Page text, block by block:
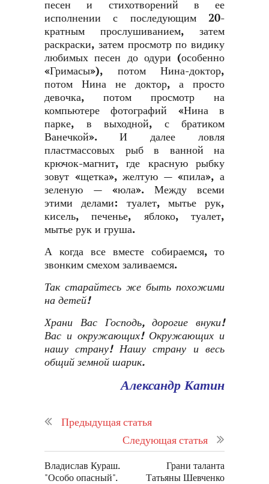
песен и стихотворений в ее
исполнении с последующим 20-
кратным прослушиванием, затем
раскраски, затем просмотр по видику
любимых песен до одури (особенно
«Гримасы»), потом Нина-доктор,
потом Нина не доктор, а просто
девочка, потом просмотр на
компьютере фотографий «Нина в
парке, в выходной, с братиком
Ванечкой». И далее ловля
пластмассовых рыб в ванной на
крючок-магнит, где красную рыбку
зовут «щетка», желтую — «пила», а
зеленую — «юла». Между всеми
этими делами: туалет, мытье рук,
кисель, печенье, яблоко, туалет,
мытье рук и груша.
А когда все вместе собираемся, то
звонким смехом заливаемся.
Так старайтесь же быть похожими
на детей!
Храни Вас Господь, дорогие внуки!
Вас и окружающих! Окружающих и
нашу страну! Нашу страну и весь
общий земной шарик.
Александр Катин
Предыдущая статья
Следующая статья
Владислав Кураш.
"Особо опасный".
Грани таланта
Татьяны Шевченко